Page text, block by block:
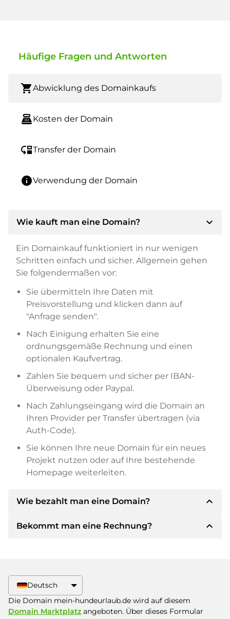
Häufige Fragen und Antworten
shopping_cartAbwicklung des Domainkaufs
point_of_saleKosten der Domain
move_downTransfer der Domain
infoVerwendung der Domain
Wie kauft man eine Domain? expand_more
Ein Domainkauf funktioniert in nur wenigen
Schritten einfach und sicher. Allgemein gehen
Sie folgendermaßen vor:
Sie übermitteln Ihre Daten mit
Preisvorstellung und klicken dann auf
"Anfrage senden".
Nach Einigung erhalten Sie eine
ordnungsgemäße Rechnung und einen
optionalen Kaufvertrag.
Zahlen Sie bequem und sicher per IBAN-
Überweisung oder Paypal.
Nach Zahlungseingang wird die Domain an
Ihren Provider per Transfer übertragen (via
Auth-Code).
Sie können Ihre neue Domain für ein neues
Projekt nutzen oder auf Ihre bestehende
Homepage weiterleiten.
Wie bezahlt man eine Domain? expand_less
Nach einer Einigung wird der Inhaber Ihnen die
Zahlungsmethoden anbieten.
Bitte geben Sie bei der Überweisung immer
den Domainnamen und die
Bekommt man eine Rechnung? expand_less
größeren Kaufpreisen bekommen Sie auf
Wunsch auch einen zusätzlichen Kaufvertrag.
Deutsch
Die Domain mein-hundeurlaub.de wird auf diesem
Domain Marktplatz angeboten. Über dieses Formular